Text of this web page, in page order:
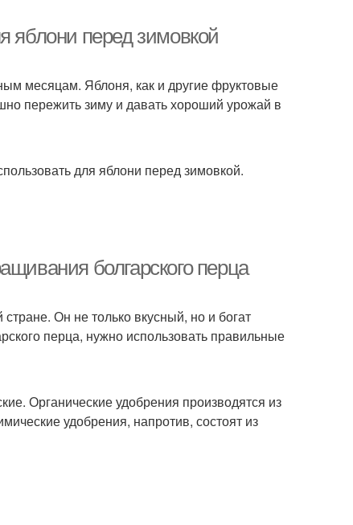
яблони перед зимовкой
месяцам. Яблоня, как и другие фруктовые
пережить зиму и давать хороший урожай в
для яблони перед зимовкой.
болгарского перца
Он не только вкусный, но и богат
перца, нужно использовать правильные
Органические удобрения производятся из
удобрения, напротив, состоят из